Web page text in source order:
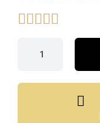
